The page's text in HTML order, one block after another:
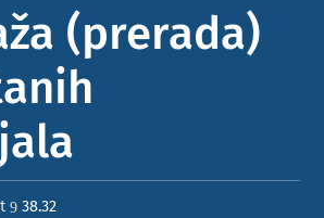
(prerada)
9 38.32